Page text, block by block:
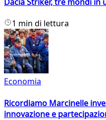
1 min di lettura
Economia
Ricordiamo Marcinelle
innovazione e